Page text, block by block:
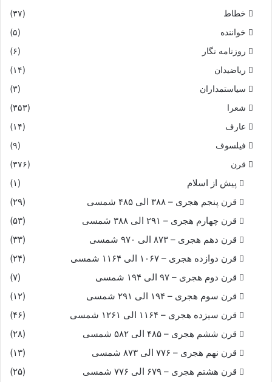
خطاط
(۳۷)
خواننده
(۵)
روزنامه نگار
(۶)
ریاضیدان
(۱۴)
سیاستمداران
(۳)
شعرا
(۳۵۳)
عارف
(۱۴)
فیلسوف
(۹)
قرن
(۳۷۶)
پیش از اسلام
(۱)
قرن پنجم هجری – ۳۸۸ الی ۴۸۵ شمسی
(۲۹)
قرن چهارم هجری – ۲۹۱ الی ۳۸۸ شمسی
(۵۳)
قرن دهم هجری – ۸۷۳ الی ۹۷۰ شمسی
(۳۳)
قرن دوازده هجری – ۱۰۶۷ الی ۱۱۶۴ شمسی
(۲۴)
قرن دوم هجری – ۹۷ الی ۱۹۴ شمسی
(۷)
قرن سوم هجری – ۱۹۴ الی ۲۹۱ شمسی
(۱۲)
قرن سیزده هجری – ۱۱۶۴ الی ۱۲۶۱ شمسی
(۴۶)
قرن ششم هجری – ۴۸۵ الی ۵۸۲ شمسی
(۲۸)
قرن نهم هجری – ۷۷۶ الی ۸۷۳ شمسی
(۱۳)
قرن هشتم هجری – ۶۷۹ الی ۷۷۶ شمسی
(۲۵)